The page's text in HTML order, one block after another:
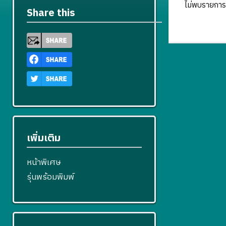
ไม่พบรายกา
Share this
เพิ่มเติม
หน้าพิเศษ
รุ่นพร้อมพิมพ์